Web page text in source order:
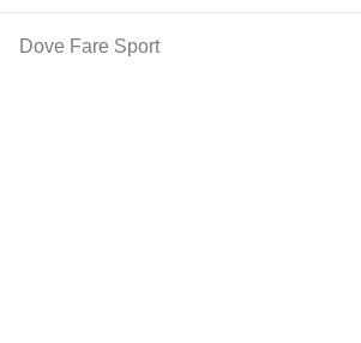
Dove Fare Sport